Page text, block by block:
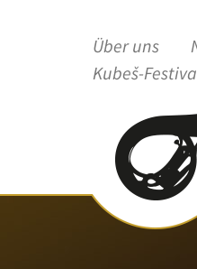
Über uns
Kubeš-